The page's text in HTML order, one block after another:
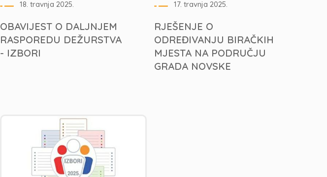
18. travnja 2025.
OBAVIJEST O DALJNJEM
RASPOREDU DEŽURSTVA
- IZBORI
17. travnja 2025.
RJEŠENJE O
ODREĐIVANJU BIRAČKIH
MJESTA NA PODRUČJU
GRADA NOVSKE